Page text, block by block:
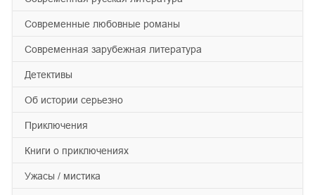
современные любовные романы
современная зарубежная литература
детективы
об истории серьезно
приключения
книги о приключениях
ужасы / мистика